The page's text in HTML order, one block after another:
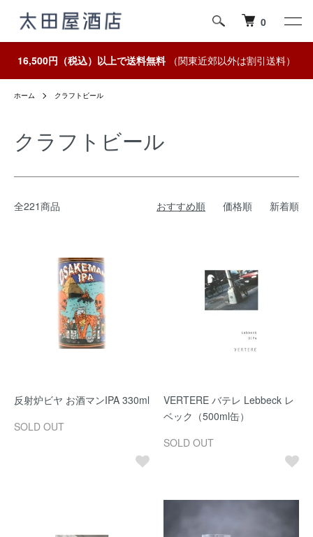
0
16,500円（税込）以上で送料無料（関東近郊以外は割引送料）
ホーム クラフトビール
クラフトビール
全221商品 おすすめ順 価格順 新着順
反射炉ビヤ お酒マンIPA 330ml
SOLD OUT
VERTERE バテレ Lebbeck レ
ベック（500ml缶）
SOLD OUT